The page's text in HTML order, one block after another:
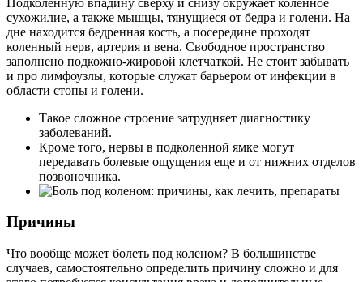
сухожилие, а также мышцы, тянущиеся от бедра и голени. На
дне находится бедренная кость, а посередине проходят
коленный нерв, артерия и вена. Свободное пространство
заполнено подкожно-жировой клетчаткой. Не стоит забывать
и про лимфоузлы, которые служат барьером от инфекции в
области стопы и голени.
Такое сложное строение затрудняет диагностику
заболеваний.
Кроме того, нервы в подколенной ямке могут
передавать болевые ощущения еще и от нижних отделов
позвоночника.
Причины
Что вообще может болеть под коленом? В большинстве
случаев, самостоятельно определить причину сложно и для